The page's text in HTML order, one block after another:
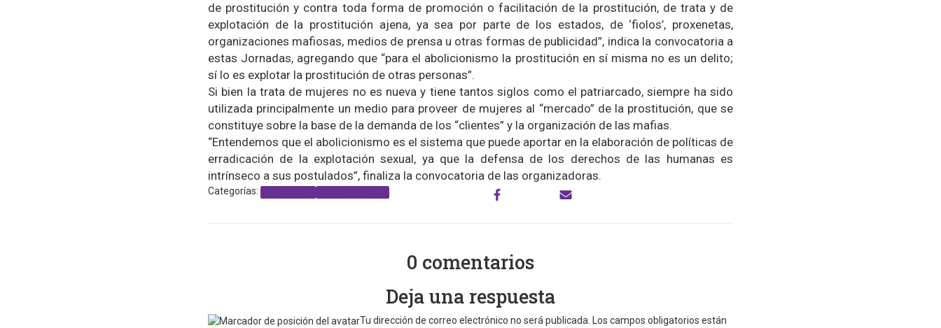
de prostitución y contra toda forma de promoción o facilitación de la prostitución, de trata y de
explotación de la prostitución ajena, ya sea por parte de los estados, de ‘fiolos’, proxenetas,
organizaciones mafiosas, medios de prensa u otras formas de publicidad”, indica la convocatoria a
estas Jornadas, agregando que “para el abolicionismo la prostitución en sí misma no es un delito;
sí lo es explotar la prostitución de otras personas”.
Si bien la trata de mujeres no es nueva y tiene tantos siglos como el patriarcado, siempre ha sido
utilizada principalmente un medio para proveer de mujeres al “mercado” de la prostitución, que se
constituye sobre la base de la demanda de los “clientes” y la organización de las mafias.
“Entendemos que el abolicionismo es el sistema que puede aportar en la elaboración de políticas de
erradicación de la explotación sexual, ya que la defensa de los derechos de las humanas es
intrínseco a sus postulados”, finaliza la convocatoria de las organizadoras.
Categorías:
0 comentarios
Deja una respuesta
Tu dirección de correo electrónico no será publicada.
Los campos obligatorios están